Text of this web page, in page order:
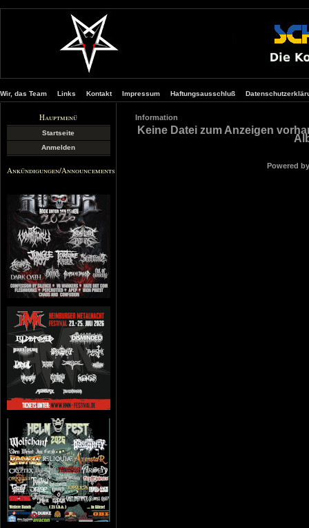
Wir, das Team Links Kontakt Impressum Haftungsausschluß
Hauptmenü
Startseite
Anmelden
Ankündigungen/Announcements
Information
Keine Datei zum Anzeigen
Powered